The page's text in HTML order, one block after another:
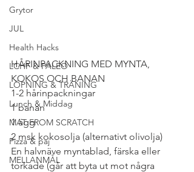
Grytor
JUL
Health Hacks
LCHF & PALEO
LÖPNING & TRÄNING
Lunch & Middag
MAT FROM SCRATCH
Pizza & paj
MELLANMÅL
HÅRINPACKNING MED MYNTA,
KOKOS OCH BANAN
1-2 hårinpackningar
1 banan
1 ägg
2 msk kokosolja (alternativt olivolja)
En halvnäve myntablad, färska eller
torkade (går att byta ut mot några